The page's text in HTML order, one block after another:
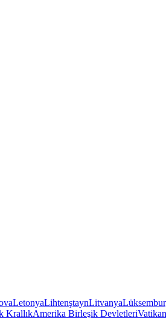
LetonyaLihtenştaynLitvanya
KrallıkAmerika Birleşik DevletleriVatikan